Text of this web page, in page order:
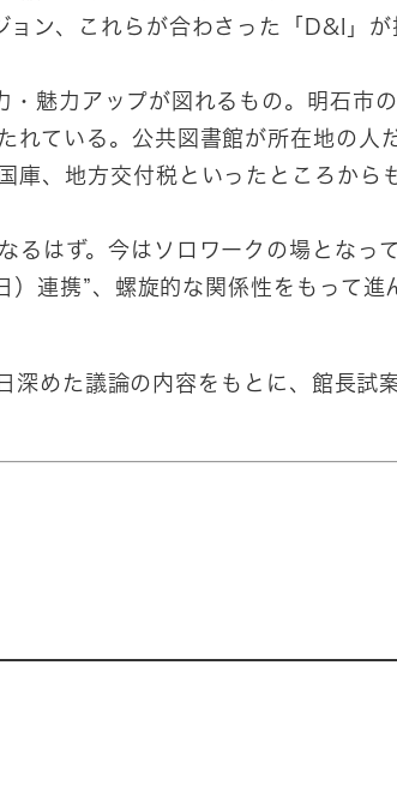
ョン、これらが合わさった「D&I」が
・魅力アップが図れるもの。明石市
れている。公共図書館が所在地の人
庫、地方交付税といったところから
るはず。今はソロワークの場となっ
連携”、螺旋的な関係性をもって進
めた議論の内容をもとに、館長試